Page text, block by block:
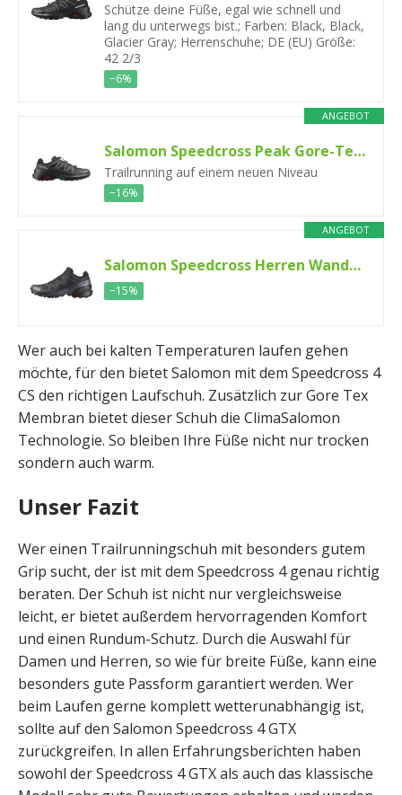
Schütze deine Füße, egal wie schnell und
lang du unterwegs bist.; Farben: Black, Black,
Glacier Gray; Herrenschuhe; DE (EU) Größe:
42 2/3
−6%
ANGEBOT
Salomon Speedcross Peak Gore-Tex wasserdichte wasserdichte Wanderschuhe, Herren
Trailrunning auf einem neuen Niveau
−16%
ANGEBOT
Salomon Speedcross Herren Wanderschuhe
−15%
Wer auch bei kalten Temperaturen laufen gehen
möchte, für den bietet Salomon mit dem Speedcross 4
CS den richtigen Laufschuh. Zusätzlich zur Gore Tex
Membran bietet dieser Schuh die ClimaSalomon
Technologie. So bleiben Ihre Füße nicht nur trocken
sondern auch warm.
Unser Fazit
Wer einen Trailrunningschuh mit besonders gutem
Grip sucht, der ist mit dem Speedcross 4 genau richtig
beraten. Der Schuh ist nicht nur vergleichsweise
leicht, er bietet außerdem hervorragenden Komfort
und einen Rundum-Schutz. Durch die Auswahl für
Damen und Herren, so wie für breite Füße, kann eine
besonders gute Passform garantiert werden. Wer
beim Laufen gerne komplett wetterunabhängig ist,
sollte auf den Salomon Speedcross 4 GTX
zurückgreifen. In allen Erfahrungsberichten haben
sowohl der Speedcross 4 GTX als auch das klassische